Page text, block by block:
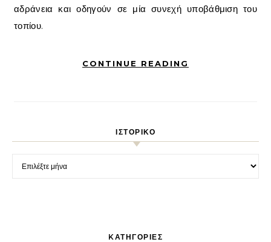
αδράνεια και οδηγούν σε μία συνεχή υποβάθμιση του
τοπίου.
CONTINUE READING
ΙΣΤΟΡΙΚΌ
KΑΤΗΓΟΡΊΕΣ